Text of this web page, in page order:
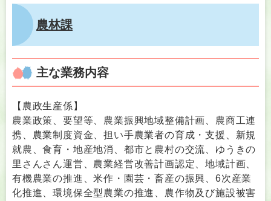
農林課
主な業務内容
【農政生産係】
農業政策、要望等、農業振興地域整備計画、農商工連
携、農業制度資金、担い手農業者の育成・支援、新規
就農、食育・地産地消、都市と農村の交流、ゆうきの
里さんさん運営、農業経営改善計画認定、地域計画、
有機農業の推進、米作・園芸・畜産の振興、6次産業
化推進、環境保全型農業の推進、農作物及び施設被害